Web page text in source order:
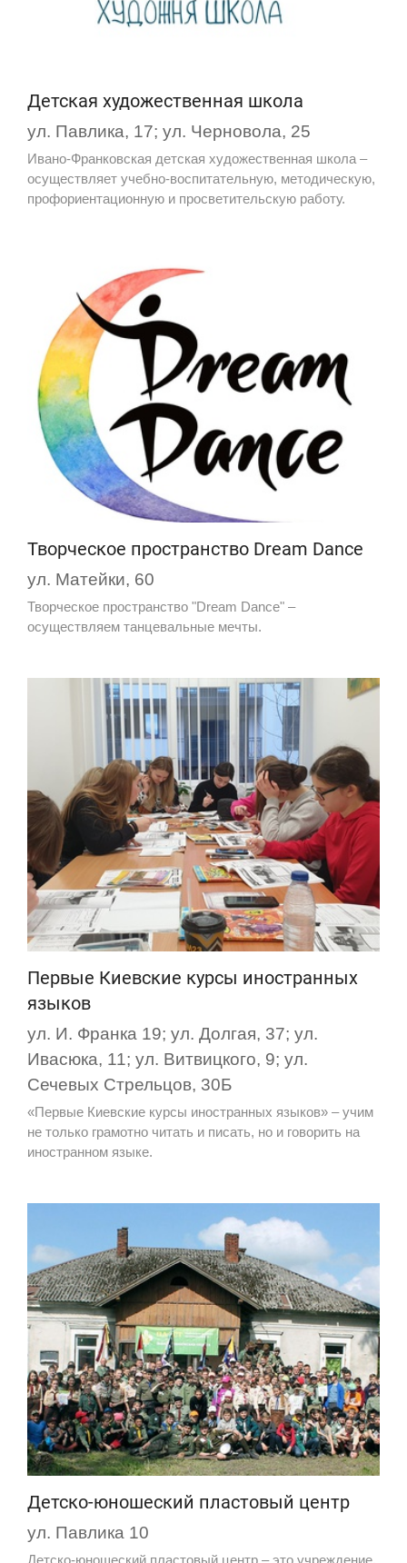
Детская художественная школа
ул. Павлика, 17; ул. Черновола, 25
Ивано-Франковская детская художественная школа –
осуществляет учебно-воспитательную, методическую,
профориентационную и просветительскую работу.
Творческое пространство Dream Dance
ул. Матейки, 60
Творческое пространство "Dream Dance" –
осуществляем танцевальные мечты.
Первые Киевские курсы иностранных
языков
ул. И. Франка 19; ул. Долгая, 37; ул.
Ивасюка, 11; ул. Витвицкого, 9; ул.
Сечевых Стрельцов, 30Б
«Первые Киевские курсы иностранных языков» – учим
не только грамотно читать и писать, но и говорить на
иностранном языке.
Детско-юношеский пластовый центр
ул. Павлика 10
Детско-юношеский пластовый центр – это учреждение,